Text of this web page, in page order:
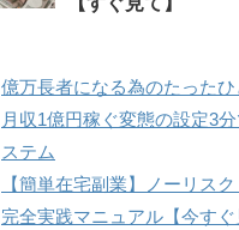
億万長者になる為のたったひ
月収1億円稼ぐ変態の設定3
ステム
【簡単在宅副業】ノーリス
完全実践マニュアル【今すぐ